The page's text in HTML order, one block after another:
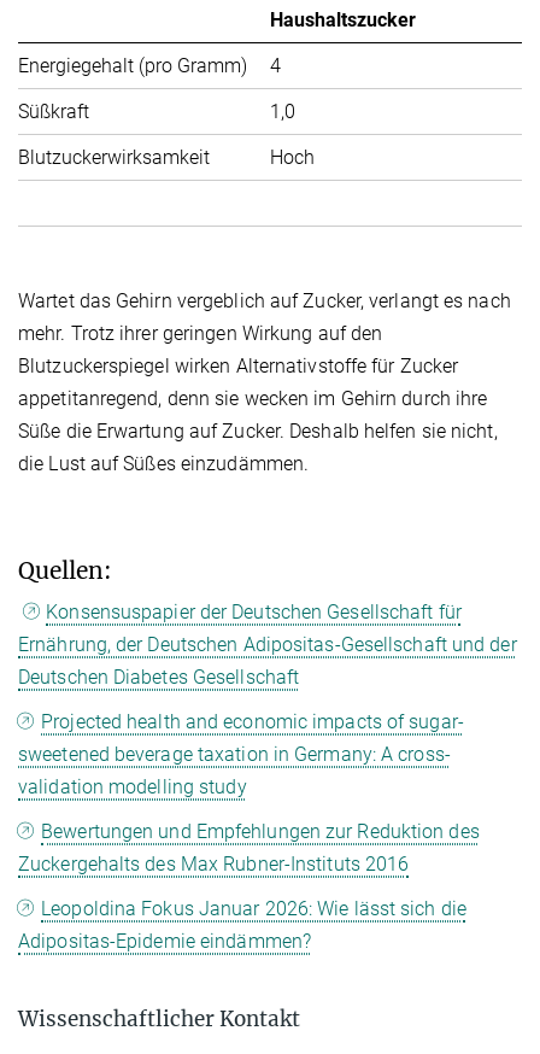
Haushaltszucker
Energiegehalt (pro Gramm)
4
Süßkraft
1,0
Blutzuckerwirksamkeit
Hoch
Wartet das Gehirn vergeblich auf Zucker, verlangt es nach
mehr. Trotz ihrer geringen Wirkung auf den
Blutzuckerspiegel wirken Alternativstoffe für Zucker
appetitanregend, denn sie wecken im Gehirn durch ihre
Süße die Erwartung auf Zucker. Deshalb helfen sie nicht,
die Lust auf Süßes einzudämmen.
Quellen:
Konsensuspapier der Deutschen Gesellschaft für
Ernährung, der Deutschen Adipositas-Gesellschaft und der
Deutschen Diabetes Gesellschaft
Projected health and economic impacts of sugar-
sweetened beverage taxation in Germany: A cross-
validation modelling study
Bewertungen und Empfehlungen zur Reduktion des
Zuckergehalts des Max Rubner-Instituts 2016
Leopoldina Fokus Januar 2026: Wie lässt sich die
Adipositas-Epidemie eindämmen?
Wissenschaftlicher Kontakt